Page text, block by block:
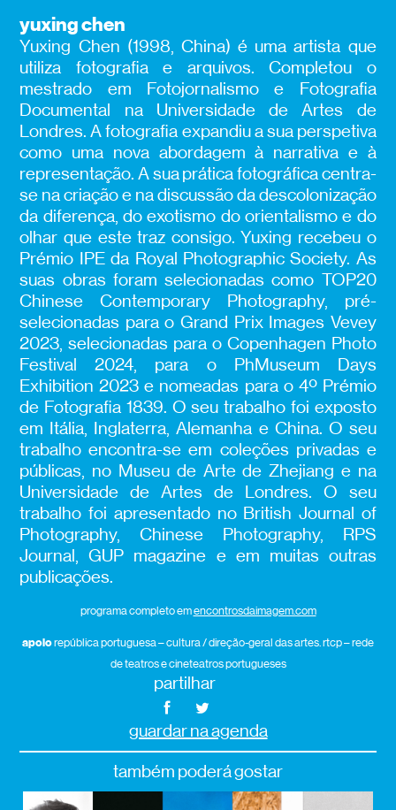
yuxing chen
Yuxing Chen (1998, China) é uma artista que
utiliza fotografia e arquivos. Completou o
mestrado em Fotojornalismo e Fotografia
Documental na Universidade de Artes de
Londres. A fotografia expandiu a sua perspetiva
como uma nova abordagem à narrativa e à
representação. A sua prática fotográfica centra-
se na criação e na discussão da descolonização
da diferença, do exotismo do orientalismo e do
olhar que este traz consigo. Yuxing recebeu o
Prémio IPE da Royal Photographic Society. As
suas obras foram selecionadas como TOP20
Chinese Contemporary Photography, pré-
selecionadas para o Grand Prix Images Vevey
2023, selecionadas para o Copenhagen Photo
Festival 2024, para o PhMuseum Days
Exhibition 2023 e nomeadas para o 4º Prémio
de Fotografia 1839. O seu trabalho foi exposto
em Itália, Inglaterra, Alemanha e China. O seu
trabalho encontra-se em coleções privadas e
públicas, no Museu de Arte de Zhejiang e na
Universidade de Artes de Londres. O seu
trabalho foi apresentado no British Journal of
Photography, Chinese Photography, RPS
Journal, GUP magazine e em muitas outras
publicações.
programa completo emencontrosdaimagem.com
apoiorepública portuguesa – cultura / direção-geral das artes. rtcp – rede
de teatros e cineteatros portugueses
partilhar
guardar na agenda
também poderá gostar